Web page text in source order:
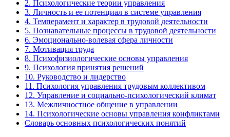
2. Психологические теории управления
3. Личность и ее потенциал в системе управления
4. Темперамент и характер в трудовой деятельности
5. Познавательные процессы в трудовой деятельности
6. Эмоционально-волевая сфера личности
7. Мотивация труда
8. Психофизиологические основы управления
9. Психология принятия решений
10. Руководство и лидерство
11. Психология управления трудовым коллективом
12. Управление и социально-психологический климат
13. Межличностное общение в управлении
14. Психологические основы управления конфликтами
Словарь основных психологических понятий